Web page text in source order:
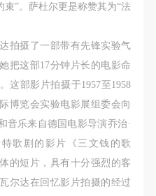
”。萨杜尔更是称赞其为“法
拍摄了一部带有先锋实验气
把这部17分钟片长的电影命
这部影片拍摄于1957至1958
博览会实验电影展组委会向
音乐来自德国电影导演乔治·
歌剧的影片《三文钱的歌
的短片，具有十分强烈的客
尔达在回忆影片拍摄的经过
术学院图书出版、销售
。
方肖像权的任何媒介
术学院图书出版、销售
。
方肖像权的任何媒介
术学院图书出版、销售
。
方肖像权的任何媒介